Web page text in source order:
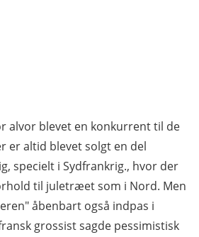
alvor blevet en konkurrent til de
er altid blevet solgt en del
specielt i Sydfrankrig., hvor der
til juletræet som i Nord. Men
åbenbart også indpas i
grossist sagde pessimistisk